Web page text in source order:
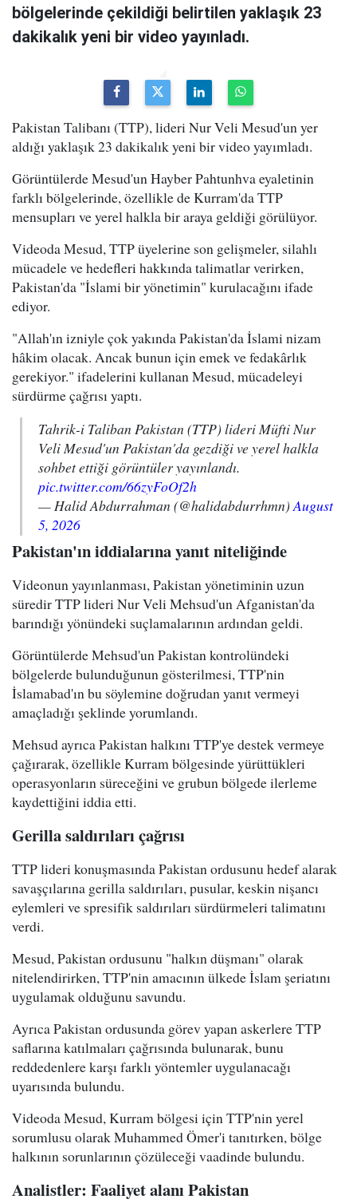
bölgelerinde çekildiği belirtilen yaklaşık 23
dakikalık yeni bir video yayınladı.
Pakistan Talibanı (TTP), lideri Nur Veli Mesud'un yer
aldığı yaklaşık 23 dakikalık yeni bir video yayımladı.
Görüntülerde Mesud'un Hayber Pahtunhva eyaletinin
farklı bölgelerinde, özellikle de Kurram'da TTP
mensupları ve yerel halkla bir araya geldiği görülüyor.
Videoda Mesud, TTP üyelerine son gelişmeler, silahlı
mücadele ve hedefleri hakkında talimatlar verirken,
Pakistan'da "İslami bir yönetimin" kurulacağını ifade
ediyor.
"Allah'ın izniyle çok yakında Pakistan'da İslami nizam
hâkim olacak. Ancak bunun için emek ve fedakârlık
gerekiyor." ifadelerini kullanan Mesud, mücadeleyi
sürdürme çağrısı yaptı.
Tahrik-i Taliban Pakistan (TTP) lideri Müfti Nur
Veli Mesud'un Pakistan'da gezdiği ve yerel halkla
sohbet ettiği görüntüler yayınlandı.
pic.twitter.com/66zyFoOf2h
— Halid Abdurrahman (@halidabdurrhmn)August
5, 2026
Pakistan'ın iddialarına yanıt niteliğinde
Videonun yayınlanması, Pakistan yönetiminin uzun
süredir TTP lideri Nur Veli Mehsud'un Afganistan'da
barındığı yönündeki suçlamalarının ardından geldi.
Görüntülerde Mehsud'un Pakistan kontrolündeki
bölgelerde bulunduğunun gösterilmesi, TTP'nin
İslamabad'ın bu söylemine doğrudan yanıt vermeyi
amaçladığı şeklinde yorumlandı.
Mehsud ayrıca Pakistan halkını TTP'ye destek vermeye
çağırarak, özellikle Kurram bölgesinde yürüttükleri
operasyonların süreceğini ve grubun bölgede ilerleme
kaydettiğini iddia etti.
Gerilla saldırıları çağrısı
TTP lideri konuşmasında Pakistan ordusunu hedef alarak
savaşçılarına gerilla saldırıları, pusular, keskin nişancı
eylemleri ve spresifik saldırıları sürdürmeleri talimatını
verdi.
Mesud, Pakistan ordusunu "halkın düşmanı" olarak
nitelendirirken, TTP'nin amacının ülkede İslam şeriatını
uygulamak olduğunu savundu.
Ayrıca Pakistan ordusunda görev yapan askerlere TTP
saflarına katılmaları çağrısında bulunarak, bunu
reddedenlere karşı farklı yöntemler uygulanacağı
uyarısında bulundu.
Videoda Mesud, Kurram bölgesi için TTP'nin yerel
sorumlusu olarak Muhammed Ömer'i tanıtırken, bölge
halkının sorunlarının çözüleceği vaadinde bulundu.
Analistler: Faaliyet alanı Pakistan